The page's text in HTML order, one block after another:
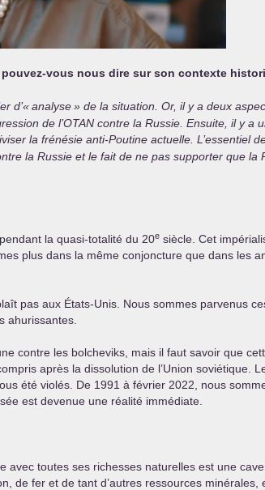
pouvez-vous nous dire sur son contexte
d’«analyse» de la situation. Or, il y a deux
de l’OTAN contre la Russie. Ensuite, il y a
la frénésie anti-Poutine actuelle. L’essentiel
la Russie et le fait de ne pas supporter que la
la quasi-totalité du 20e siècle. Cet
plus dans la même conjoncture que dans les
pas aux États-Unis. Nous sommes parvenus
ahurissantes.
contre les bolcheviks, mais il faut savoir que
après la dissolution de l’Union soviétique.
été violés. De 1991 à février 2022, nous
est devenue une réalité immédiate.
avec toutes ses richesses naturelles est une
de fer et de tant d’autres ressources